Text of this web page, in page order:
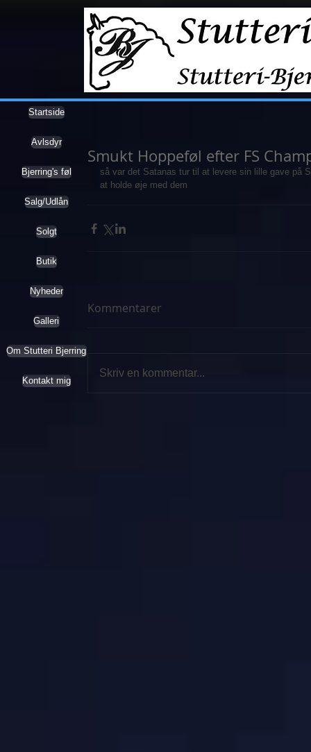
Smukt Hoppeføl efter FS
så var det Satanas tur til at levere sin lille gave på
at holde øje med dem
Kommentarer
Skriv en kommentar...
Startside
Avlsdyr
Galleri
Bjerring's føl
Nyheder
Salg/Udlån
Butik
Solgt
Om Stutteri Bjerring
Kontakt mig